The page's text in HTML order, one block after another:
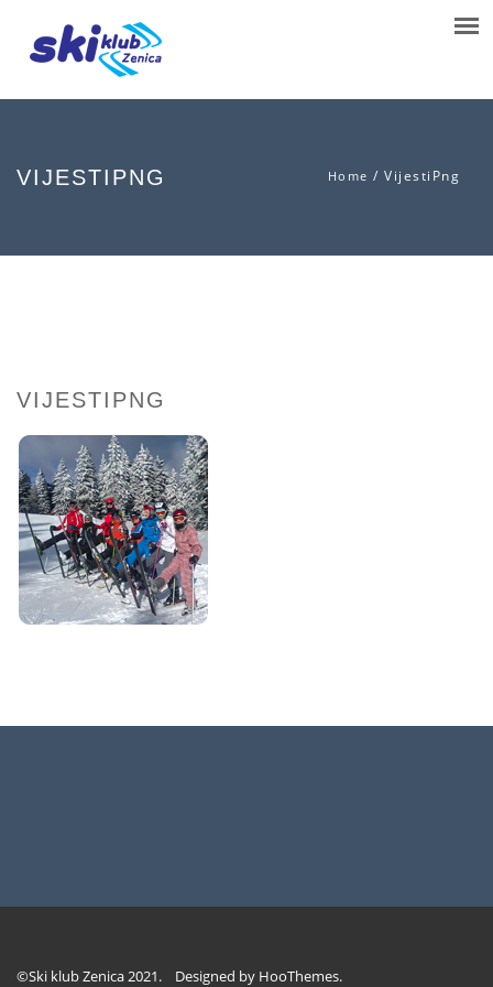
VIJESTIPNG Home / VijestiPng
VIJESTIPNG
©Ski klub Zenica 2021. Designed by HooThemes.